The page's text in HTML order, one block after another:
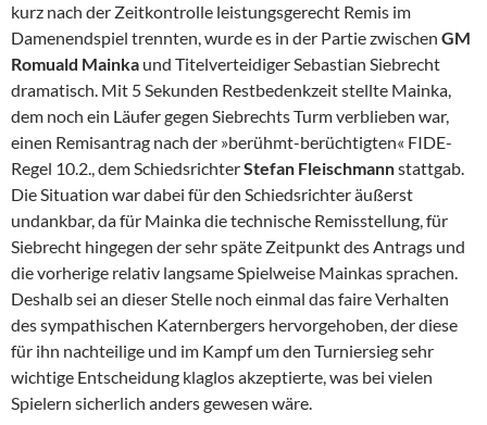
kurz nach der Zeitkontrolle leistungsgerecht Remis im
Damenendspiel trennten, wurde es in der Partie zwischen GM
Romuald Mainka und Titelverteidiger Sebastian Siebrecht
dramatisch. Mit 5 Sekunden Restbedenkzeit stellte Mainka,
dem noch ein Läufer gegen Siebrechts Turm verblieben war,
einen Remisantrag nach der »berühmt-berüchtigten« FIDE-
Regel 10.2., dem SchiedsrichterStefan Fleischmannstattgab.
Die Situation war dabei für den Schiedsrichter äußerst
undankbar, da für Mainka die technische Remisstellung, für
Siebrecht hingegen der sehr späte Zeitpunkt des Antrags und
die vorherige relativ langsame Spielweise Mainkas sprachen.
Deshalb sei an dieser Stelle noch einmal das faire Verhalten
des sympathischen Katernbergers hervorgehoben, der diese
für ihn nachteilige und im Kampf um den Turniersieg sehr
wichtige Entscheidung klaglos akzeptierte, was bei vielen
Spielern sicherlich anders gewesen wäre.